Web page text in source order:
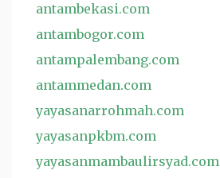
antambekasi.com
antambogor.com
antampalembang.com
antammedan.com
yayasanarrohmah.com
yayasanpkbm.com
yayasanmambaulirsyad.com